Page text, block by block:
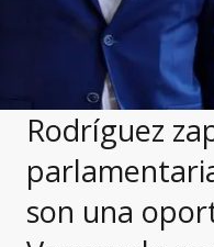
Rodríguez
son una